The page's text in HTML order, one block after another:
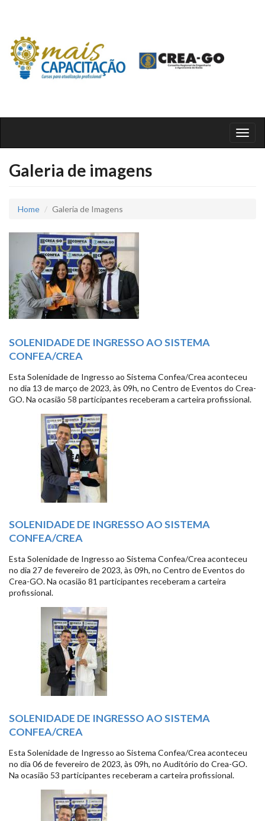
Galeria de imagens
Home Galeria de Imagens
SOLENIDADE DE INGRESSO AO SISTEMA
CONFEA/CREA
Esta Solenidade de Ingresso ao Sistema Confea/Crea aconteceu
no dia 13 de março de 2023, às 09h, no Centro de Eventos do Crea-
GO. Na ocasião 58 participantes receberam a carteira profissional.
SOLENIDADE DE INGRESSO AO SISTEMA
CONFEA/CREA
Esta Solenidade de Ingresso ao Sistema Confea/Crea aconteceu
no dia 27 de fevereiro de 2023, às 09h, no Centro de Eventos do
Crea-GO. Na ocasião 81 participantes receberam a carteira
profissional.
SOLENIDADE DE INGRESSO AO SISTEMA
CONFEA/CREA
Esta Solenidade de Ingresso ao Sistema Confea/Crea aconteceu
no dia 06 de fevereiro de 2023, às 09h, no Auditório do Crea-GO.
Na ocasião 53 participantes receberam a carteira profissional.